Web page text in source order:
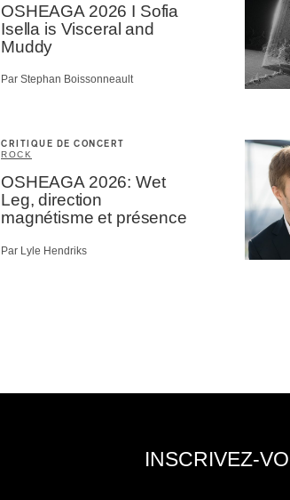
OSHEAGA 2026 I Sofia
Isella is Visceral and
Muddy
Par Stephan Boissonneault
CRITIQUE DE CONCERT
ROCK
OSHEAGA 2026: Wet
Leg, direction
magnétisme et présence
Par Lyle Hendriks
INSCRIVEZ-